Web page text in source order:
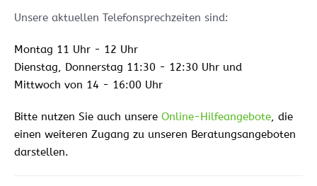
Unsere aktuellen Telefonsprechzeiten sind:
Montag 11 Uhr - 12 Uhr
Dienstag, Donnerstag 11:30 - 12:30 Uhr und
Mittwoch von 14 - 16:00 Uhr
Bitte nutzen Sie auch unsere Online-Hilfeangebote, die
einen weiteren Zugang zu unseren Beratungsangeboten
darstellen.